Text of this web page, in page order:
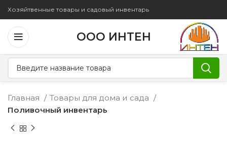
Хозяйтвенные товары и садовый инвентарь
ООО ИНТЕН
Главная
Товары для дома и сада
Поливочный инвентарь